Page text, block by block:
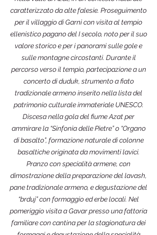
caratterizzato da alte falesie. Proseguimento
per il villaggio di Garni con visita al tempio
ellenistico pagano del I secolo, noto per il suo
valore storico e per i panorami sulle gole e
sulle montagne circostanti. Durante il
percorso verso il tempio, partecipazione a un
concerto di duduk, strumento a fiato
tradizionale armeno inserito nella lista del
patrimonio culturale immateriale UNESCO.
Discesa nella gola del fiume Azat per
ammirare la “Sinfonia delle Pietre” o “Organo
di basalto”, formazione naturale di colonne
basaltiche originata da movimenti lavici.
Pranzo con specialità armene, con
dimostrazione della preparazione del lavash,
pane tradizionale armeno, e degustazione del
“brduj” con formaggio ed erbe locali. Nel
pomeriggio visita a Gavar presso una fattoria
familiare con cantina per la stagionatura dei